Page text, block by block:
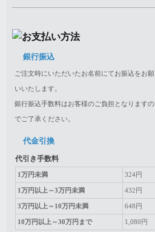
銀行振込
ご注文時にいただいたお名前にてお振込をお願
いいたします。
銀行振込手数料はお客様のご負担となりますの
でご了承ください。
代金引換
代引き手数料
1万円未満 324円
1万円以上～3万円未満 432円
3万円以上～10万円未満 648円
10万円以上～30万円まで 1,080円